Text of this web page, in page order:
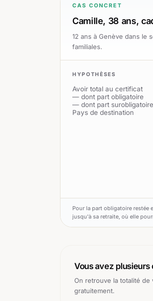
CAS CONCRET
Camille, 38 ans,
12 ans à Genève dans le
familiales.
HYPOTHÈSES
Avoir total au certificat
— dont part obligatoire
— dont part surobligatoire
Pays de destination
Pour la part obligatoire restée
jusqu'à sa retraite, où elle
Vous avez plusieurs
On retrouve la totalité de
gratuitement.